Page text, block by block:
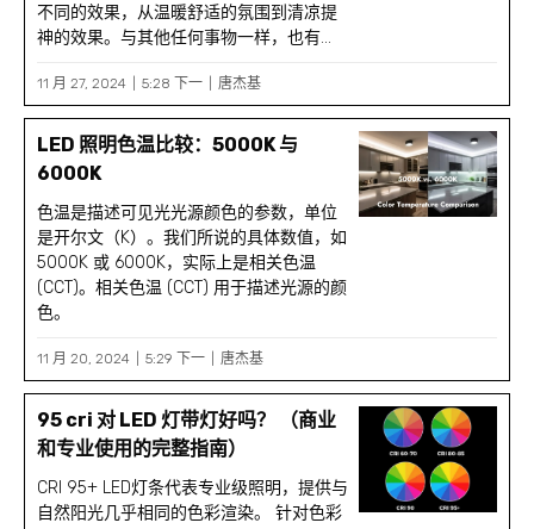
不同的效果，从温暖舒适的氛围到清凉提
神的效果。与其他任何事物一样，也有...
11 月 27, 2024 5:28 下一 唐杰基
LED 照明色温比较：5000K 与
6000K
色温是描述可见光光源颜色的参数，单位
是开尔文（K）。我们所说的具体数值，如
5000K 或 6000K，实际上是相关色温
(CCT)。相关色温 (CCT) 用于描述光源的颜
色。
11 月 20, 2024 5:29 下一 唐杰基
95 cri 对 LED 灯带灯好吗？ （商业
和专业使用的完整指南）
CRI 95+ LED灯条代表专业级照明，提供与
自然阳光几乎相同的色彩渲染。 针对色彩